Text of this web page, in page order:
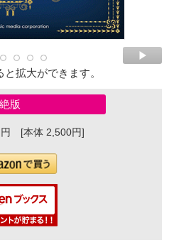
拡大ができます。
絶版
円 [本体 2,500円]